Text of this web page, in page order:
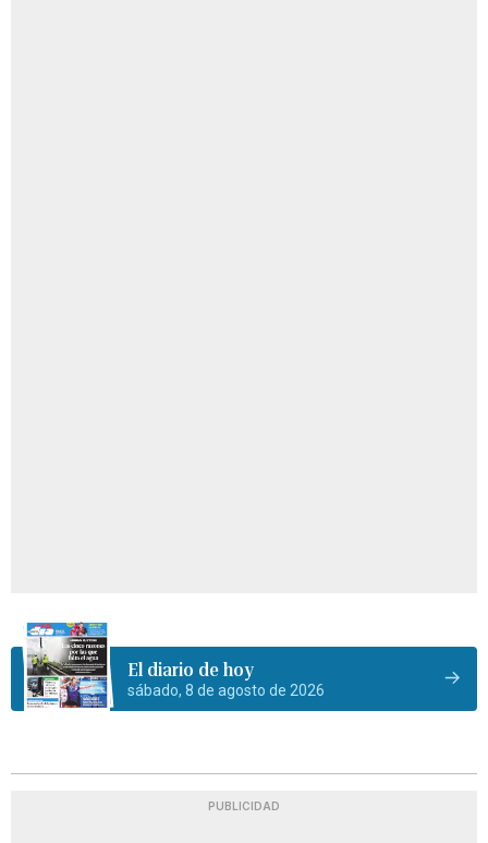
El diario de hoy
sábado, 8 de agosto de 2026
PUBLICIDAD